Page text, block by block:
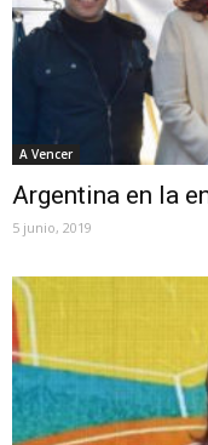
A Vencer
Argentina en la
5 junio, 2019